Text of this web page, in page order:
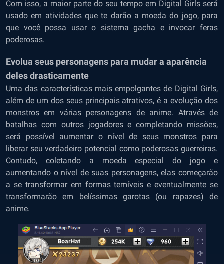
Com isso, a maior parte do seu tempo em Digital Girls será
usado em atividades que te darão a moeda do jogo, para
que você possa usar o sistema gacha e invocar feras
poderosas.
Evolua seus personagens para mudar a aparência
deles drasticamente
Uma das características mais empolgantes de Digital Girls,
além de um dos seus principais atrativos, é a evolução dos
monstros em várias personagens de anime. Através de
batalhas com outros jogadores e completando missões,
será possível aumentar o nível de seus monstros para
liberar seu verdadeiro potencial como poderosas guerreiras.
Contudo, coletando a moeda especial do jogo e
aumentando o nível de suas personagens, elas começarão
a se transformar em formas temíveis e eventualmente se
transformarão em belíssimas garotas (ou rapazes) de
anime.